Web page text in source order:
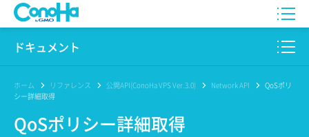
WING
ドキュメント
このサイトについて
プロダクト
ホーム リファレンス 公開API(ConoHa VPS Ver.3.0) Network API
QoSポリ
シー詳細取得
QoSポリシー詳細取得